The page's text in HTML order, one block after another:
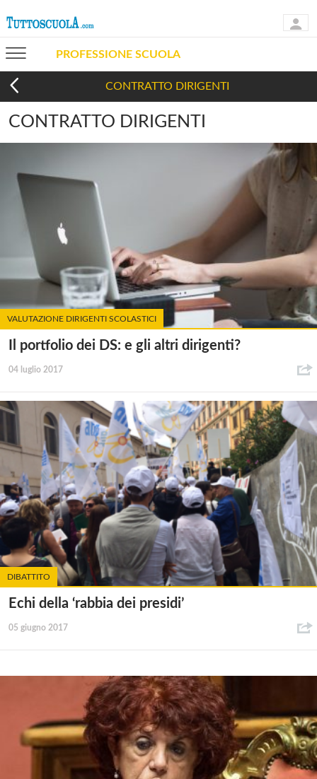
PROFESSIONE SCUOLA
CONTRATTO DIRIGENTI
CONTRATTO DIRIGENTI
VALUTAZIONE DIRIGENTI SCOLASTICI
Il portfolio dei DS: e gli altri dirigenti?
04 luglio 2017
DIBATTITO
Echi della ‘rabbia dei presidi’
05 giugno 2017